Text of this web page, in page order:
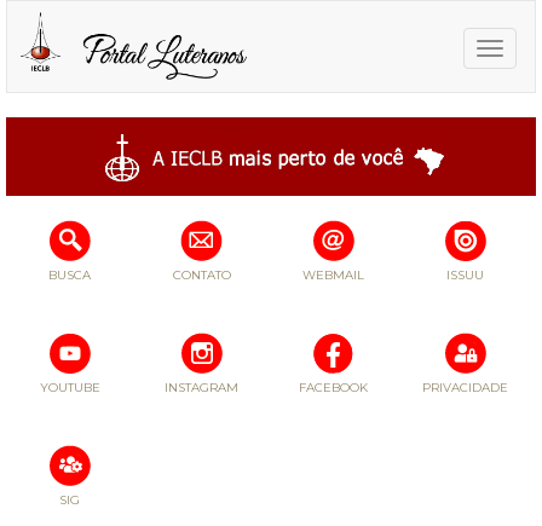
Toggle
BUSCA CONTATO WEBMAIL ISSUU
YOUTUBE INSTAGRAM FACEBOOK PRIVACIDADE
SIG